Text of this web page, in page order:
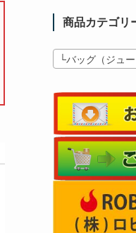
商品カテゴリ
└バッグ（ジュー